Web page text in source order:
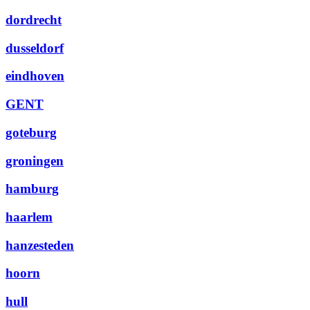
dordrecht
dusseldorf
eindhoven
GENT
goteburg
groningen
hamburg
haarlem
hanzesteden
hoorn
hull